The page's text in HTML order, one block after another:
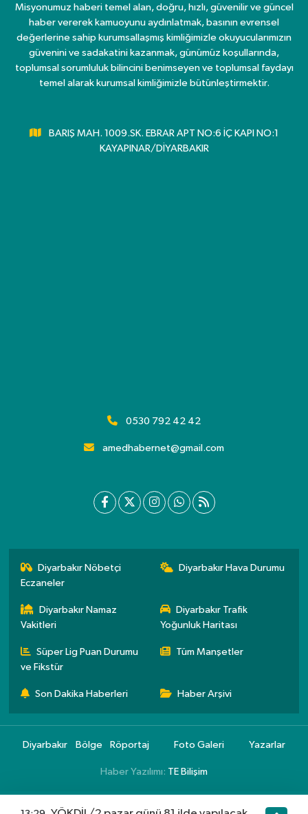
Misyonumuz haberi temel alan, doğru, hızlı, güvenilir ve güncel
haber vererek kamuoyunu aydınlatmak, basının evrensel
değerlerine sahip kurumsallaşmış kimliğimizle okuyucularımızın
güvenini ve sadakatini kazanmak, günümüz koşullarında,
toplumsal sorumluluk bilincini benimseyen ve toplumsal faydayı
temel alarak kurumsal kimliğimizle bütünleştirmektir.
BARIŞ MAH. 1009.SK. EBRAR APT NO:6 İÇ KAPI NO:1
KAYAPINAR/DİYARBAKIR
0530 792 42 42
amedhabernet@gmail.com
Diyarbakır Nöbetçi
Eczaneler
Diyarbakır Hava Durumu
Diyarbakır Namaz
Vakitleri
Diyarbakır Trafik
Yoğunluk Haritası
Süper Lig Puan Durumu
ve Fikstür
Tüm Manşetler
Son Dakika Haberleri Haber Arşivi
Diyarbakır Bölge Röportaj Foto Galeri Yazarlar
Haber Yazılımı: TE Bilişim